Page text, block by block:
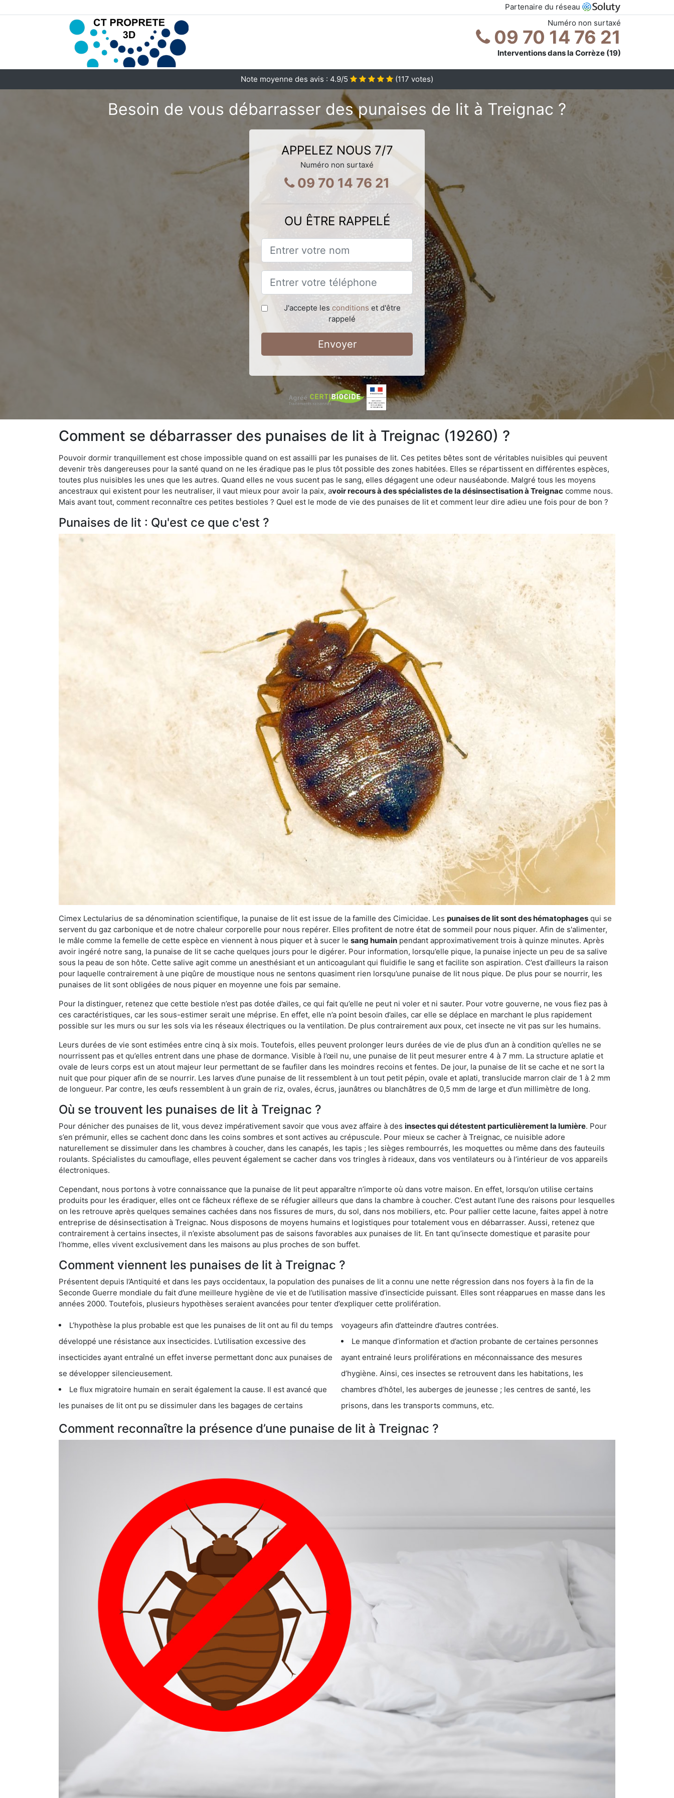
Partenaire du réseau
Numéro non surtaxé
09 70 14 76 21
Interventions dans la Corrèze (19)
Note moyenne des avis : 4.9/5 (117 votes)
Besoin de vous débarrasser des punaises de lit à Treignac ?
APPELEZ NOUS 7/7
Numéro non surtaxé
09 70 14 76 21
OU ÊTRE RAPPELÉ
J'accepte les conditions et d'être
rappelé
Envoyer
Comment se débarrasser des punaises de lit à Treignac (19260) ?
Pouvoir dormir tranquillement est chose impossible quand on est assailli par les punaises de lit. Ces petites bêtes sont de véritables nuisibles qui peuvent
devenir très dangereuses pour la santé quand on ne les éradique pas le plus tôt possible des zones habitées. Elles se répartissent en différentes espèces,
toutes plus nuisibles les unes que les autres. Quand elles ne vous sucent pas le sang, elles dégagent une odeur nauséabonde. Malgré tous les moyens
ancestraux qui existent pour les neutraliser, il vaut mieux pour avoir la paix, avoir recours à des spécialistes de la désinsectisation à Treignac comme nous.
Mais avant tout, comment reconnaître ces petites bestioles ? Quel est le mode de vie des punaises de lit et comment leur dire adieu une fois pour de bon ?
Punaises de lit : Qu'est ce que c'est ?
Cimex Lectularius de sa dénomination scientifique, la punaise de lit est issue de la famille des Cimicidae. Les punaises de lit sont des hématophages qui se
servent du gaz carbonique et de notre chaleur corporelle pour nous repérer. Elles profitent de notre état de sommeil pour nous piquer. Afin de s'alimenter,
le mâle comme la femelle de cette espèce en viennent à nous piquer et à sucer le sang humain pendant approximativement trois à quinze minutes. Après
avoir ingéré notre sang, la punaise de lit se cache quelques jours pour le digérer. Pour information, lorsqu’elle pique, la punaise injecte un peu de sa salive
sous la peau de son hôte. Cette salive agit comme un anesthésiant et un anticoagulant qui fluidifie le sang et facilite son aspiration. C’est d’ailleurs la raison
pour laquelle contrairement à une piqûre de moustique nous ne sentons quasiment rien lorsqu’une punaise de lit nous pique. De plus pour se nourrir, les
punaises de lit sont obligées de nous piquer en moyenne une fois par semaine.
Pour la distinguer, retenez que cette bestiole n’est pas dotée d’ailes, ce qui fait qu’elle ne peut ni voler et ni sauter. Pour votre gouverne, ne vous fiez pas à
ces caractéristiques, car les sous-estimer serait une méprise. En effet, elle n’a point besoin d’ailes, car elle se déplace en marchant le plus rapidement
possible sur les murs ou sur les sols via les réseaux électriques ou la ventilation. De plus contrairement aux poux, cet insecte ne vit pas sur les humains.
Leurs durées de vie sont estimées entre cinq à six mois. Toutefois, elles peuvent prolonger leurs durées de vie de plus d’un an à condition qu’elles ne se
nourrissent pas et qu’elles entrent dans une phase de dormance. Visible à l’œil nu, une punaise de lit peut mesurer entre 4 à 7 mm. La structure aplatie et
ovale de leurs corps est un atout majeur leur permettant de se faufiler dans les moindres recoins et fentes. De jour, la punaise de lit se cache et ne sort la
nuit que pour piquer afin de se nourrir. Les larves d’une punaise de lit ressemblent à un tout petit pépin, ovale et aplati, translucide marron clair de 1 à 2 mm
de longueur. Par contre, les œufs ressemblent à un grain de riz, ovales, écrus, jaunâtres ou blanchâtres de 0,5 mm de large et d’un millimètre de long.
Où se trouvent les punaises de lit à Treignac ?
Pour dénicher des punaises de lit, vous devez impérativement savoir que vous avez affaire à des insectes qui détestent particulièrement la lumière. Pour
s’en prémunir, elles se cachent donc dans les coins sombres et sont actives au crépuscule. Pour mieux se cacher à Treignac, ce nuisible adore
naturellement se dissimuler dans les chambres à coucher, dans les canapés, les tapis ; les sièges rembourrés, les moquettes ou même dans des fauteuils
roulants. Spécialistes du camouflage, elles peuvent également se cacher dans vos tringles à rideaux, dans vos ventilateurs ou à l’intérieur de vos appareils
électroniques.
Cependant, nous portons à votre connaissance que la punaise de lit peut apparaître n’importe où dans votre maison. En effet, lorsqu’on utilise certains
produits pour les éradiquer, elles ont ce fâcheux réflexe de se réfugier ailleurs que dans la chambre à coucher. C’est autant l’une des raisons pour lesquelles
on les retrouve après quelques semaines cachées dans nos fissures de murs, du sol, dans nos mobiliers, etc. Pour pallier cette lacune, faites appel à notre
entreprise de désinsectisation à Treignac. Nous disposons de moyens humains et logistiques pour totalement vous en débarrasser. Aussi, retenez que
contrairement à certains insectes, il n’existe absolument pas de saisons favorables aux punaises de lit. En tant qu’insecte domestique et parasite pour
l’homme, elles vivent exclusivement dans les maisons au plus proches de son buffet.
Comment viennent les punaises de lit à Treignac ?
Présentent depuis l’Antiquité et dans les pays occidentaux, la population des punaises de lit a connu une nette régression dans nos foyers à la fin de la
Seconde Guerre mondiale du fait d’une meilleure hygiène de vie et de l’utilisation massive d’insecticide puissant. Elles sont réapparues en masse dans les
années 2000. Toutefois, plusieurs hypothèses seraient avancées pour tenter d’expliquer cette prolifération.
L’hypothèse la plus probable est que les punaises de lit ont au fil du temps
développé une résistance aux insecticides. L’utilisation excessive des
insecticides ayant entraîné un effet inverse permettant donc aux punaises de
se développer silencieusement.
Le flux migratoire humain en serait également la cause. Il est avancé que
les punaises de lit ont pu se dissimuler dans les bagages de certains
voyageurs afin d’atteindre d’autres contrées.
Le manque d’information et d’action probante de certaines personnes
ayant entrainé leurs proliférations en méconnaissance des mesures
d’hygiène. Ainsi, ces insectes se retrouvent dans les habitations, les
chambres d’hôtel, les auberges de jeunesse ; les centres de santé, les
prisons, dans les transports communs, etc.
Comment reconnaître la présence d’une punaise de lit à Treignac ?